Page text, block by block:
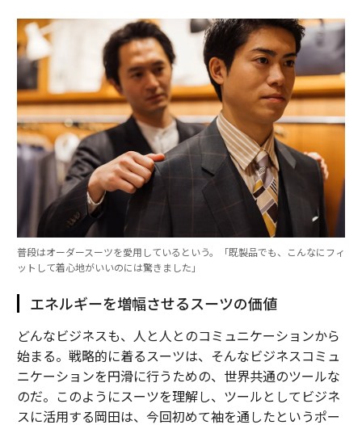
普段はオーダースーツを愛用しているという。「既製品でも、こんなにフィ
ットして着心地がいいのには驚きました」
エネルギーを増幅させるスーツの価値
どんなビジネスも、人と人とのコミュニケーションから
始まる。戦略的に着るスーツは、そんなビジネスコミュ
ニケーションを円滑に行うための、世界共通のツールな
のだ。このようにスーツを理解し、ツールとしてビジネ
スに活用する岡田は、今回初めて袖を通したというポー